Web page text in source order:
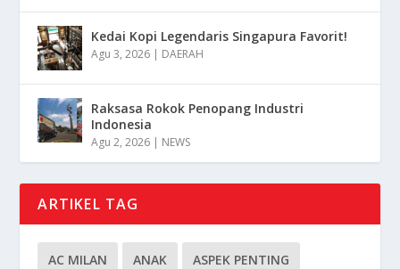
Kedai Kopi Legendaris Singapura Favorit!
Agu 3, 2026 | DAERAH
Raksasa Rokok Penopang Industri
Indonesia
Agu 2, 2026 | NEWS
ARTIKEL TAG
AC MILAN ANAK ASPEK PENTING